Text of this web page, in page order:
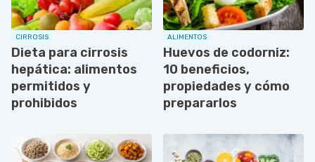
CIRROSIS
Dieta para cirrosis
hepática: alimentos
permitidos y
prohibidos
ALIMENTOS
Huevos de codorniz:
10 beneficios,
propiedades y cómo
prepararlos